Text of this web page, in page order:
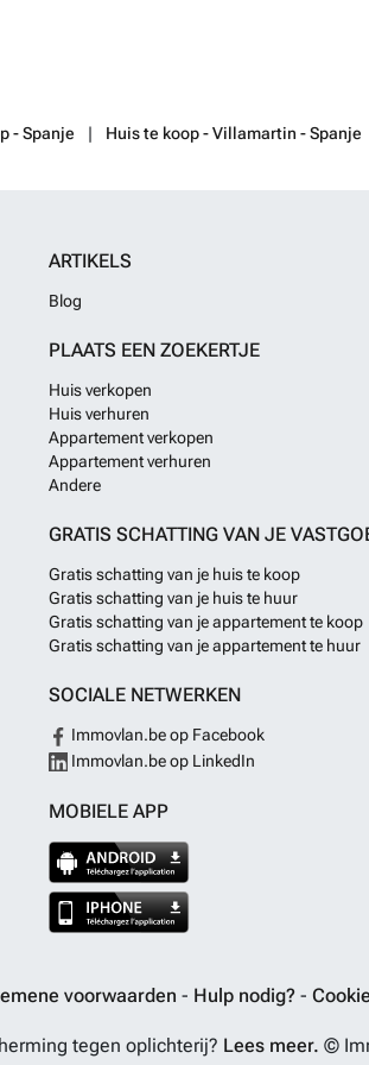
- Spanje Huis te koop - Villamartin - Spanje
ARTIKELS
Blog
PLAATS EEN ZOEKERTJE
Huis verkopen
Huis verhuren
Appartement verkopen
Appartement verhuren
Andere
GRATIS SCHATTING VAN JE
Gratis schatting van je huis te koop
Gratis schatting van je huis te huur
Gratis schatting van je appartement te koop
Gratis schatting van je appartement te huur
SOCIALE NETWERKEN
Immovlan.be op Facebook
Immovlan.be op LinkedIn
MOBIELE APP
voorwaarden - Hulp nodig? -
tegen oplichterij? Lees meer. ©